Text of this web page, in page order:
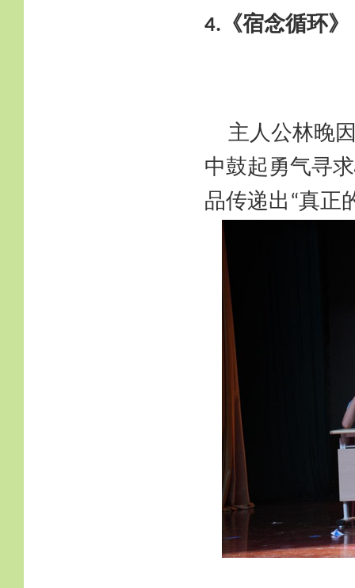
4. 《宿念循环》
主人公林晚
中鼓起勇气寻
品传递出 “真正